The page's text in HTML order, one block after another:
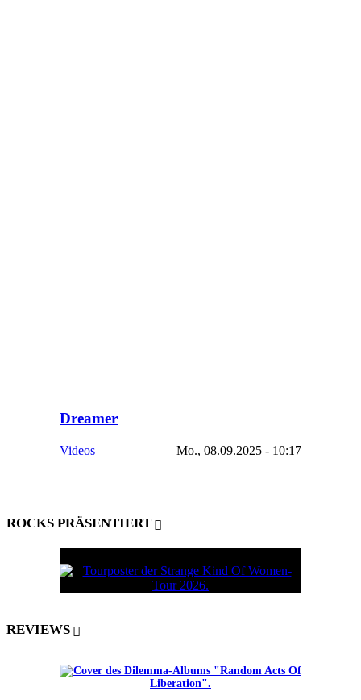
Dreamer
Videos Mo., 08.09.2025 - 10:17
ROCKS PRÄSENTIERT
REVIEWS